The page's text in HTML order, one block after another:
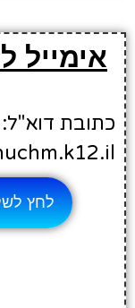
אימייל
כתובת דוא"ל:
לחץ